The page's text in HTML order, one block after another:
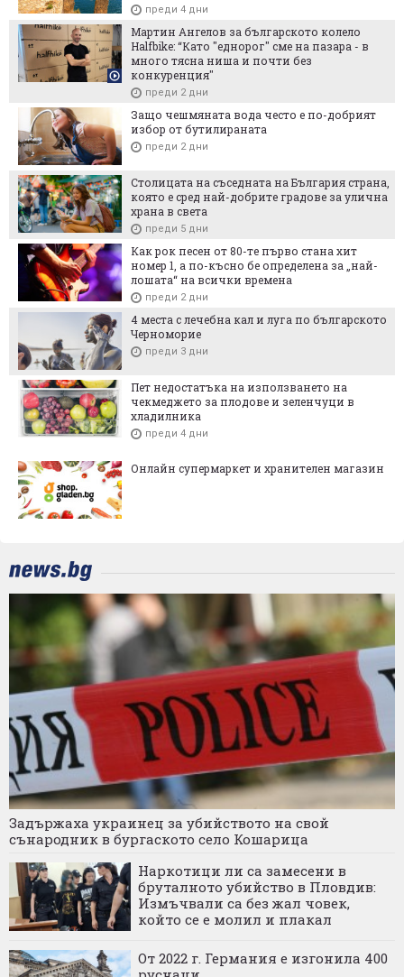
преди 4 дни
Мартин Ангелов за българското колело
Halfbike: “Като "еднорог" сме на пазара - в
много тясна ниша и почти без
конкуренция"
преди 2 дни
Защо чешмяната вода често е по-добрият
избор от бутилираната
преди 2 дни
Столицата на съседната на България страна,
която е сред най-добрите градове за улична
храна в света
преди 5 дни
Как рок песен от 80-те първо стана хит
номер 1, а по-късно бе определена за „най-
лошата“ на всички времена
преди 2 дни
4 места с лечебна кал и луга по българското
Черноморие
преди 3 дни
Пет недостатъка на използването на
чекмеджето за плодове и зеленчуци в
хладилника
преди 4 дни
Онлайн супермаркет и хранителен магазин
Задържаха украинец за убийството на свой
сънародник в бургаското село Кошарица
Наркотици ли са замесени в
бруталното убийство в Пловдив:
Измъчвали са без жал човек,
който се е молил и плакал
От 2022 г. Германия е изгонила 400